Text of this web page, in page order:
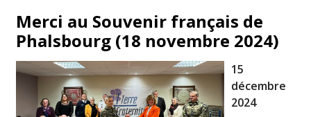
Merci au Souvenir français de
Phalsbourg (18 novembre 2024)
15
décembre
2024